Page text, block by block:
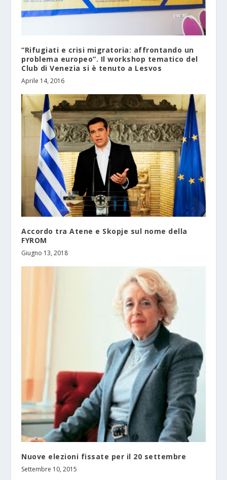
“Rifugiati e crisi migratoria: affrontando un
problema europeo”. Il workshop tematico del
Club di Venezia si è tenuto a Lesvos
Aprile 14, 2016
Accordo tra Atene e Skopje sul nome della
FYROM
Giugno 13, 2018
Nuove elezioni fissate per il 20 settembre
Settembre 10, 2015